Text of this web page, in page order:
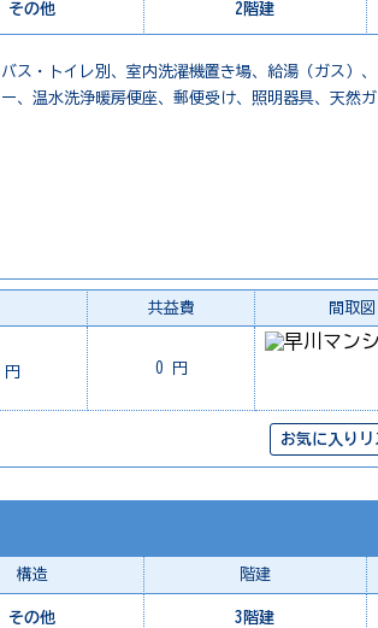
その他 2階建
バス・トイレ別、室内洗濯機置き場、給湯（ガス）
ー、温水洗浄暖房便座、郵便受け、照明器具、天然
共益費 間取図
円 0 円
お気に入りリ
構造 階建
その他 3階建